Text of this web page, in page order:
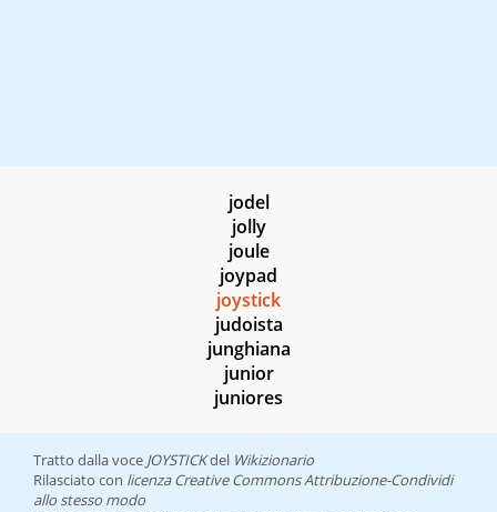
jodel
jolly
joule
joypad
joystick
judoista
junghiana
junior
juniores
Tratto dalla voce JOYSTICKdel Wikizionario
Rilasciato con licenza Creative Commons Attribuzione-Condividi
allo stesso modo